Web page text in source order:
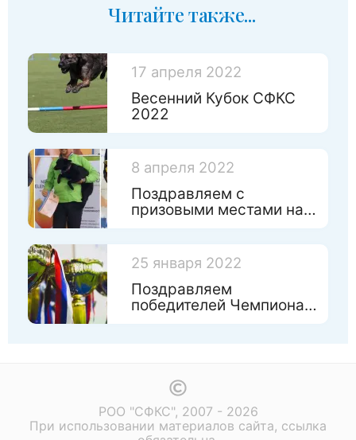
Читайте также...
17 апреля 2022
Весенний Кубок СФКС
2022
8 апреля 2022
Поздравляем с
призовыми местами на
25 января 2022
Поздравляем
победителей Чемпионата
РОО "СФКС", 2007 - 2026
При использовании материалов сайта, ссылка